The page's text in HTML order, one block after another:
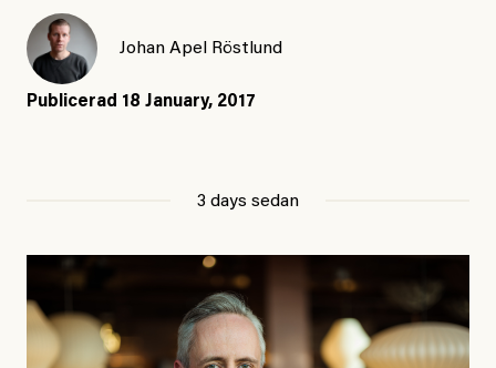
Johan Apel Röstlund
Publicerad 18 January, 2017
3 days sedan